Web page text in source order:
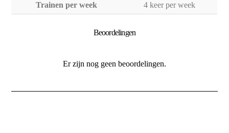
Trainen per week 4 keer per week
Beoordelingen
Er zijn nog geen beoordelingen.